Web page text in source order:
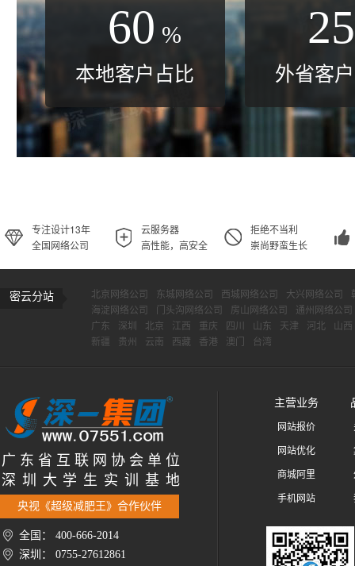
60 %
本地客户占比
25
外省客
专注设计13年
全国网络公司
云服务器
高性能，高安全
拒绝不当利
崇尚野蛮生长
密云分站 北京网络公司 东城网络公司 西城网络公司 大兴网络公司
海淀网络公司
门头沟网络公司 房山网络公司
通州网络公司
广东
深圳 北京 江西 重庆 四川 山东 天津 河北
山西
新疆
贵州 云南 西藏 香港 澳门 台湾
广 东 省 互 联 网 协 会 单 位
深 圳 大 学 生 实 训 基 地
央视《超级减肥王》合作伙伴
全国： 400-666-2014
深圳： 0755-27612861
主营业务
网站报价
网站优化
商城阿里
手机网站